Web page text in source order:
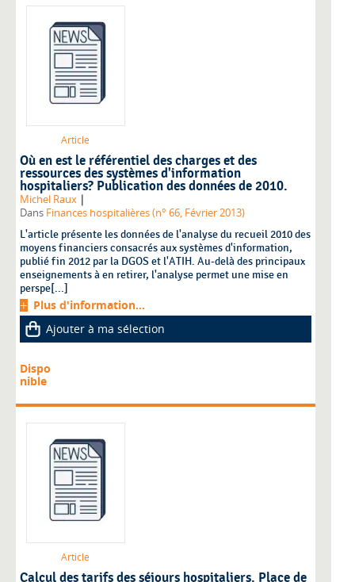
Article
Où en est le référentiel des charges et des
ressources des systèmes d'information
hospitaliers? Publication des données de 2010.
Michel Raux |
Dans Finances hospitalières (n° 66, Février 2013)
L'article présente les données de l'analyse du recueil 2010 des
moyens financiers consacrés aux systèmes d'information,
publié fin 2012 par la DGOS et l'ATIH. Au-delà des principaux
enseignements à en retirer, l'analyse permet une mise en
perspe[...]
Plus d'information...
Ajouter à ma sélection
Dispo
nible
Article
Calcul des tarifs des séjours hospitaliers. Place de